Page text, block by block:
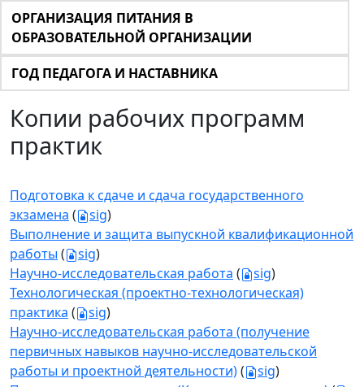
ОРГАНИЗАЦИЯ ПИТАНИЯ В
ОБРАЗОВАТЕЛЬНОЙ ОРГАНИЗАЦИИ
ГОД ПЕДАГОГА И НАСТАВНИКА
Копии рабочих программ
практик
Подготовка к сдаче и сдача государственного
экзамена ( sig)
Выполнение и защита выпускной квалификационной
работы ( sig)
Научно-исследовательская работа ( sig)
Технологическая (проектно-технологическая)
практика ( sig)
Научно-исследовательская работа (получение
первичных навыков научно-исследовательской
работы и проектной деятельности)( sig)